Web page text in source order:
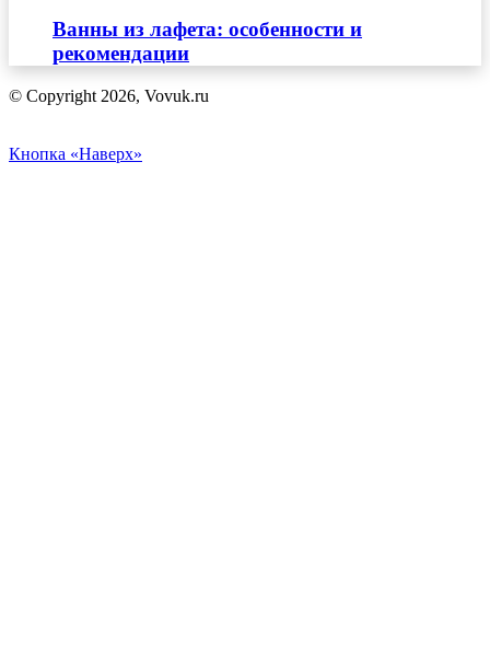
Ванны из лафета: особенности и
рекомендации
© Copyright 2026, Vovuk.ru
Кнопка «Наверх»